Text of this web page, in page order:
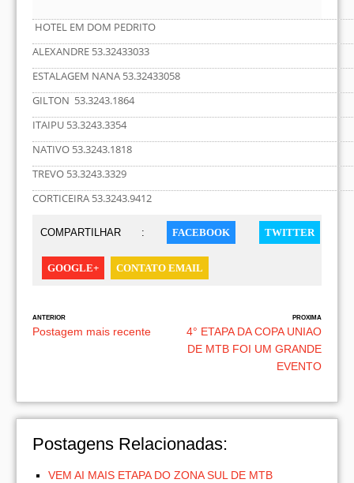
HOTEL EM DOM PEDRITO
ALEXANDRE 53.32433033
ESTALAGEM NANA 53.32433058
GILTON 53.3243.1864
ITAIPU 53.3243.3354
NATIVO 53.3243.1818
TREVO 53.3243.3329
CORTICEIRA 53.3243.9412
COMPARTILHAR : FACEBOOK TWITTER
GOOGLE+ CONTATO EMAIL
ANTERIOR
Postagem mais recente
PROXIMA
4° ETAPA DA COPA UNIAO
DE MTB FOI UM GRANDE
EVENTO
Postagens Relacionadas:
VEM AI MAIS ETAPA DO ZONA SUL DE MTB